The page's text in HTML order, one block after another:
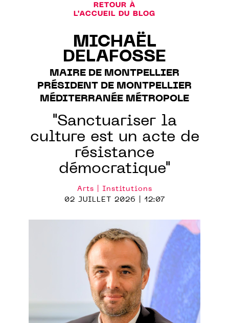
RETOUR À
L'ACCUEIL DU BLOG
MICHAËL
DELAFOSSE
MAIRE DE MONTPELLIER
PRÉSIDENT DE MONTPELLIER
MÉDITERRANÉE MÉTROPOLE
"Sanctuariser la
culture est un acte de
résistance
démocratique"
Arts | Institutions
02 JUILLET 2026 | 12:07